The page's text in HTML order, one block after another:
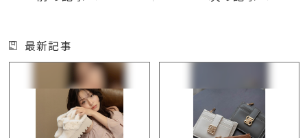
最新記事